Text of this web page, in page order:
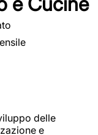
delle
e